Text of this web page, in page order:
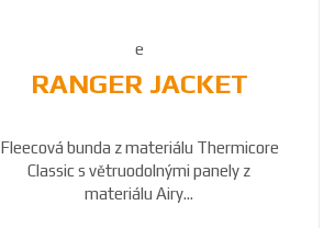
RANGER JACKET
Fleecová bunda z materiálu Thermicore
Classic s větruodolnými panely z
materiálu Airy...